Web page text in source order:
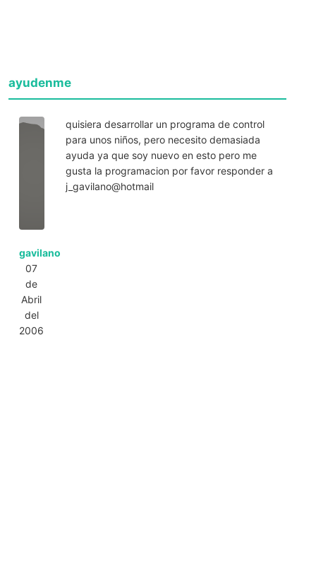
ayudenme
gavilano
07
de
Abril
del
2006
quisiera desarrollar un programa de control
para unos niños, pero necesito demasiada
ayuda ya que soy nuevo en esto pero me
gusta la programacion por favor responder a
j_gavilano@hotmail